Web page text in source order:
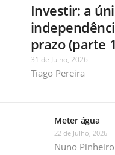
Investir: a
prazo (parte
31 de Julho, 2026
Tiago Pereira
Meter água
22 de Julho, 2026
Nuno Pinheiro